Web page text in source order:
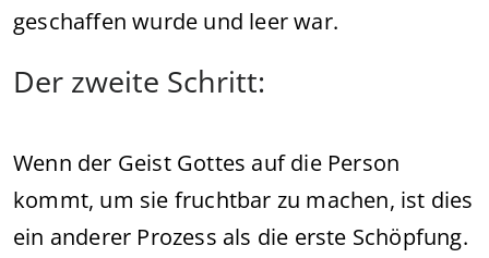
geschaffen wurde und leer war.
Der zweite Schritt:
Wenn der Geist Gottes auf die Person
kommt, um sie fruchtbar zu machen, ist dies
ein anderer Prozess als die erste Schöpfung.